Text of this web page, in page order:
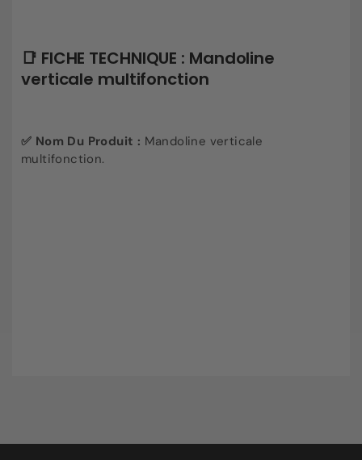
📑 FICHE TECHNIQUE : Mandoline
verticale multifonction
✅ Nom Du Produit : Mandoline verticale
multifonction.